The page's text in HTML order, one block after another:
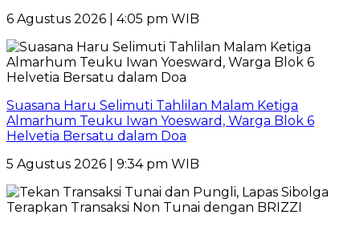
6 Agustus 2026 | 4:05 pm WIB
Suasana Haru Selimuti Tahlilan Malam Ketiga
Almarhum Teuku Iwan Yoesward, Warga Blok 6
Helvetia Bersatu dalam Doa
5 Agustus 2026 | 9:34 pm WIB